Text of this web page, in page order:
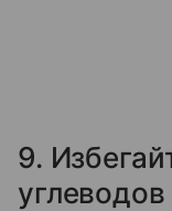
9.
углеводов